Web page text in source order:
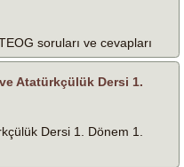
soruları ve cevapları
ve Atatürkçülük Dersi 1.
Dersi 1. Dönem 1.